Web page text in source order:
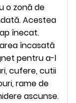
o zonă de
Acestea
înecat.
încasată
pentru a-l
cufere, cutii
rame de
ascunse.